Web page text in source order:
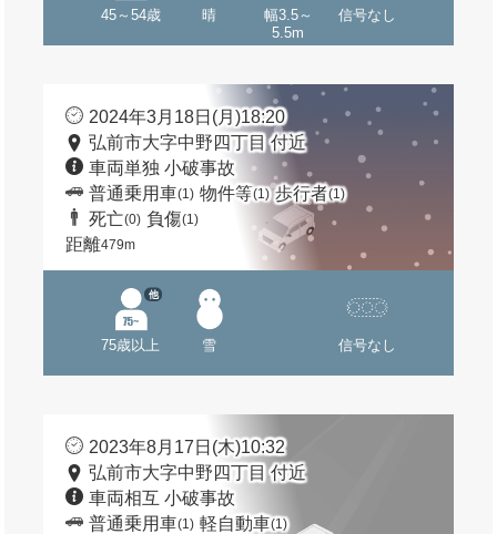
45～54歳 晴
幅3.5～
5.5m
信号なし
2024年3月18日(月)18:20
弘前市大字中野四丁目 付近
車両単独 小破事故
普通乗用車(1) 物件等(1) 歩行者(1)
死亡(0) 負傷(1)
距離479m
75歳以上
他
雪 信号なし
2023年8月17日(木)10:32
弘前市大字中野四丁目 付近
車両相互 小破事故
普通乗用車(1) 軽自動車(1)